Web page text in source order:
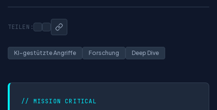
TEILEN:
KI-gestützte Angriffe Forschung Deep Dive
// MISSION CRITICAL